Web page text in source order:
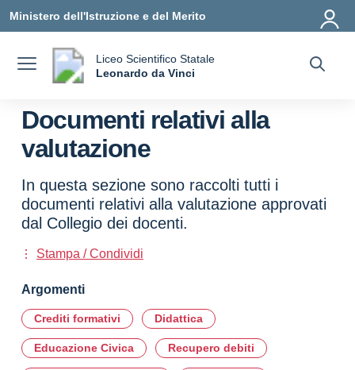
Ministero dell'Istruzione e del Merito
Liceo Scientifico Statale
Leonardo da Vinci
Documenti relativi alla
valutazione
In questa sezione sono raccolti tutti i
documenti relativi alla valutazione approvati
dal Collegio dei docenti.
Stampa / Condividi
Argomenti
Crediti formativi Didattica
Educazione Civica Recupero debiti